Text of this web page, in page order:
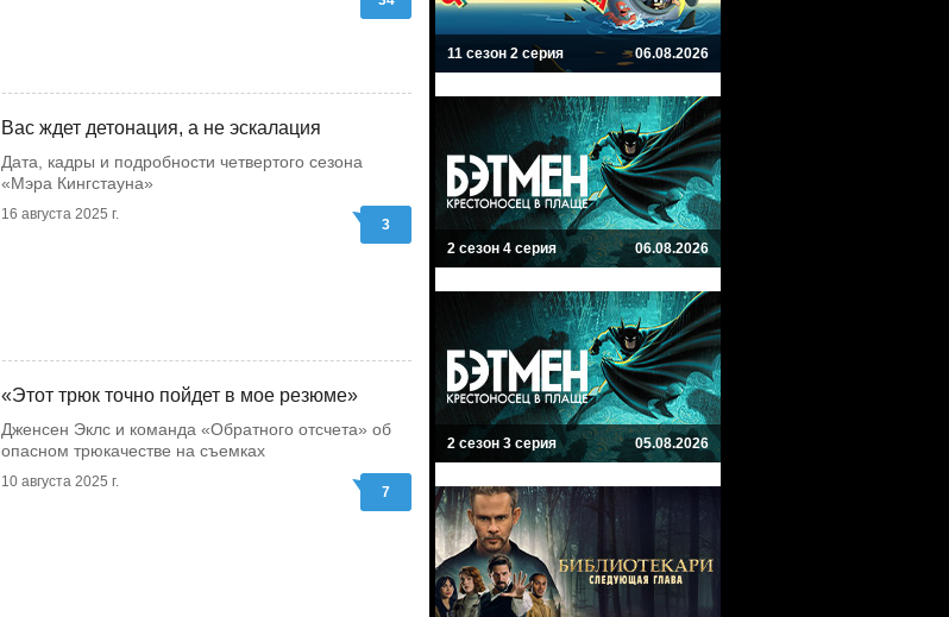
Вас ждет детонация, а не эскалация
Дата, кадры и подробности четвертого сезона
«Мэра Кингстауна»
16 августа 2025 г.
3
«Этот трюк точно пойдет в мое резюме»
Дженсен Эклс и команда «Обратного отсчета» об
опасном трюкачестве на съемках
10 августа 2025 г.
7
11 сезон 2 серия 06.08.2026
2 сезон 4 серия 06.08.2026
2 сезон 3 серия 05.08.2026